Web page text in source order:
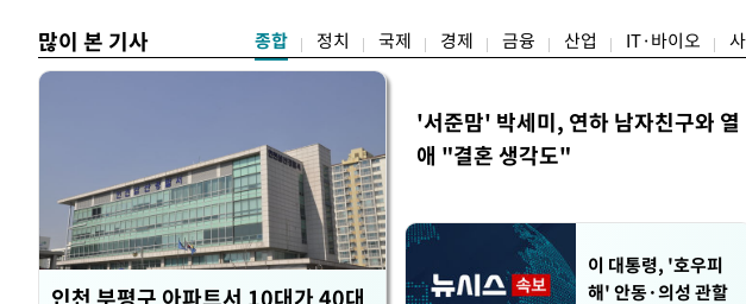
많이 본 기사 종합 정치 국제 경제 금융 산업 IT·바이오
인천 부평구 아파트서 10대가 40대
'서준맘' 박세미, 연하 남자친구와 열
애 "결혼 생각도"
이 대통령, '호우피
해' 안동·의성 관할